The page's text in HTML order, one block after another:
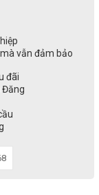
vẫn đảm bảo
đãi
Đăng